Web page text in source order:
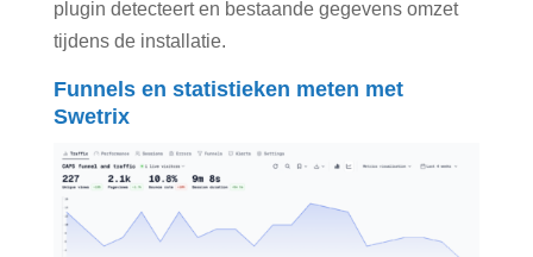
plugin detecteert en bestaande gegevens omzet
tijdens de installatie.
Funnels en statistieken meten met
Swetrix